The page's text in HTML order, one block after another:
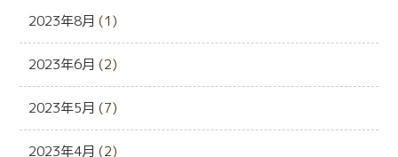
2023年8月 (1)
2023年6月 (2)
2023年5月 (7)
2023年4月 (2)